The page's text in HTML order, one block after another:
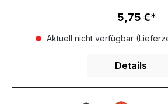
Regulärer
5,75 €
Aktuell nicht verfügbar
Details